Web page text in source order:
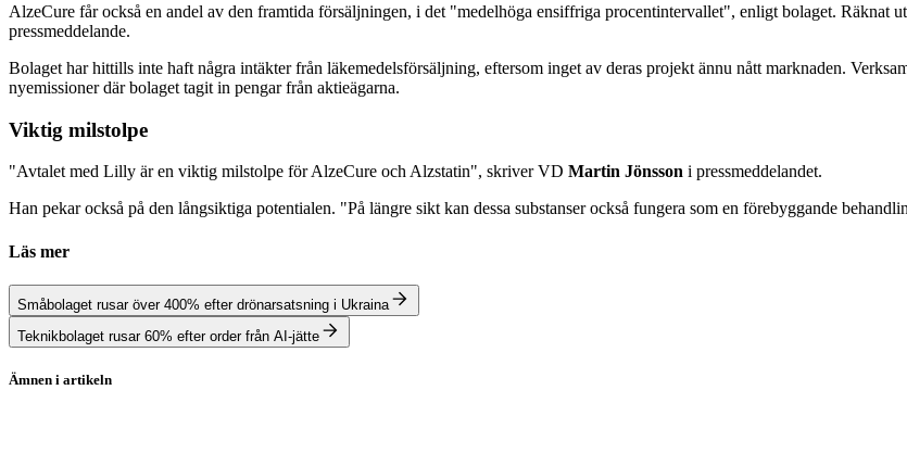
AlzeCure får också en andel av den framtida försäljningen, i det "medelhöga ensiffriga procentintervallet", enligt bolaget. Räknat
pressmeddelande.
Bolaget har hittills inte haft några intäkter från läkemedelsförsäljning, eftersom inget av deras projekt ännu nått marknaden.
nyemissioner där bolaget tagit in pengar från aktieägarna.
Viktig milstolpe
"Avtalet med Lilly är en viktig milstolpe för AlzeCure och Alzstatin", skriver VD Martin Jönsson i pressmeddelandet.
Han pekar också på den långsiktiga potentialen. "På längre sikt kan dessa substanser också fungera som en förebyggande
Läs mer
Småbolaget rusar över 400% efter drönarsatsning i Ukraina
Teknikbolaget rusar 60% efter order från AI-jätte
Ämnen i artikeln